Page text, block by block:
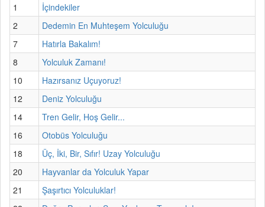
1
İçindekiler
2
Dedemin En Muhteşem Yolculuğu
7
Hatırla Bakalım!
8
Yolculuk Zamanı!
10
Hazırsanız Uçuyoruz!
12
Deniz Yolculuğu
14
Tren Gelir, Hoş Gelir...
16
Otobüs Yolculuğu
18
Üç, İki, Bir, Sıfır! Uzay Yolculuğu
20
Hayvanlar da Yolculuk Yapar
21
Şaşırtıcı Yolculuklar!